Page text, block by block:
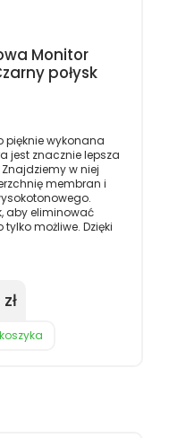
Monitor
połysk
pięknie wykonana
jest znacznie lepsza
w niej
membran i
aby eliminować
możliwe. Dzięki